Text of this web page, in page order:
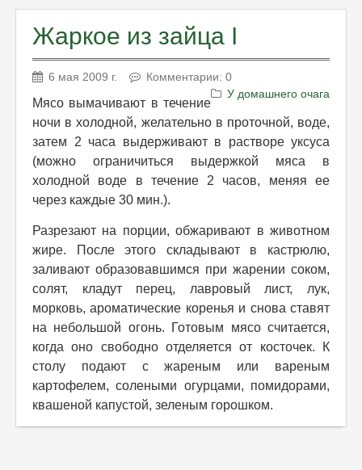
Жаркое из зайца I
6 мая 2009 г.
Комментарии: 0
У домашнего очага
Мясо вымачивают в течение
ночи в холодной, желательно в проточной, воде,
затем 2 часа выдерживают в растворе уксуса
(можно ограничиться выдержкой мяса в
холодной воде в течение 2 часов, меняя ее
через каждые 30 мин.).
Разрезают на порции, обжаривают в животном
жире. После этого складывают в кастрюлю,
заливают образовавшимся при жарении соком,
солят, кладут перец, лавровый лист, лук,
морковь, ароматические коренья и снова ставят
на небольшой огонь. Готовым мясо считается,
когда оно свободно отделяется от косточек. К
столу подают с жареным или вареным
картофелем, солеными огурцами, помидорами,
квашеной капустой, зеленым горошком.